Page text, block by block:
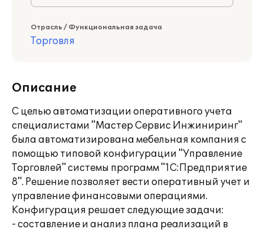
Отрасль / Функциональная задача
Торговля
Описание
С целью автоматизации оперативного учета
специалистами "Мастер Сервис Инжиниринг"
была автоматизирована мебельная компания с
помощью типовой конфигурации "Управление
Торговлей" системы программ "1С:Предприятие
8". Решение позволяет вести оперативный учет и
управление финансовыми операциями.
Конфигурация решает следующие задачи:
- составление и анализ плана реализаций в